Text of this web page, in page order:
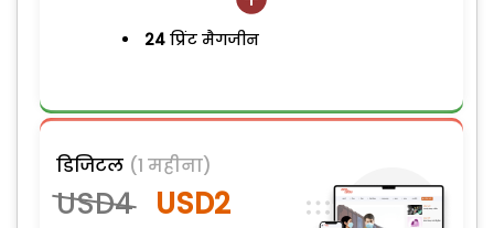
24प्रिंट मैगजीन
डिजिटल (1 महीना)
USD4 USD2